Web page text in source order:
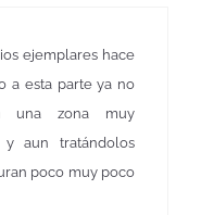
ejemplares hace
a esta parte ya no
una zona muy
aun tratándolos
poco muy poco